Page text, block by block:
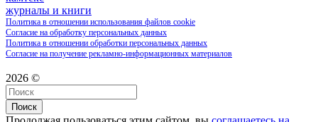
журналы и книги
Политика в отношении использования файлов cookie
Согласие на обработку персональных данных
Политика в отношении обработки персональных данных
Согласие на получение рекламно-информационных материалов
2026 ©
Поиск